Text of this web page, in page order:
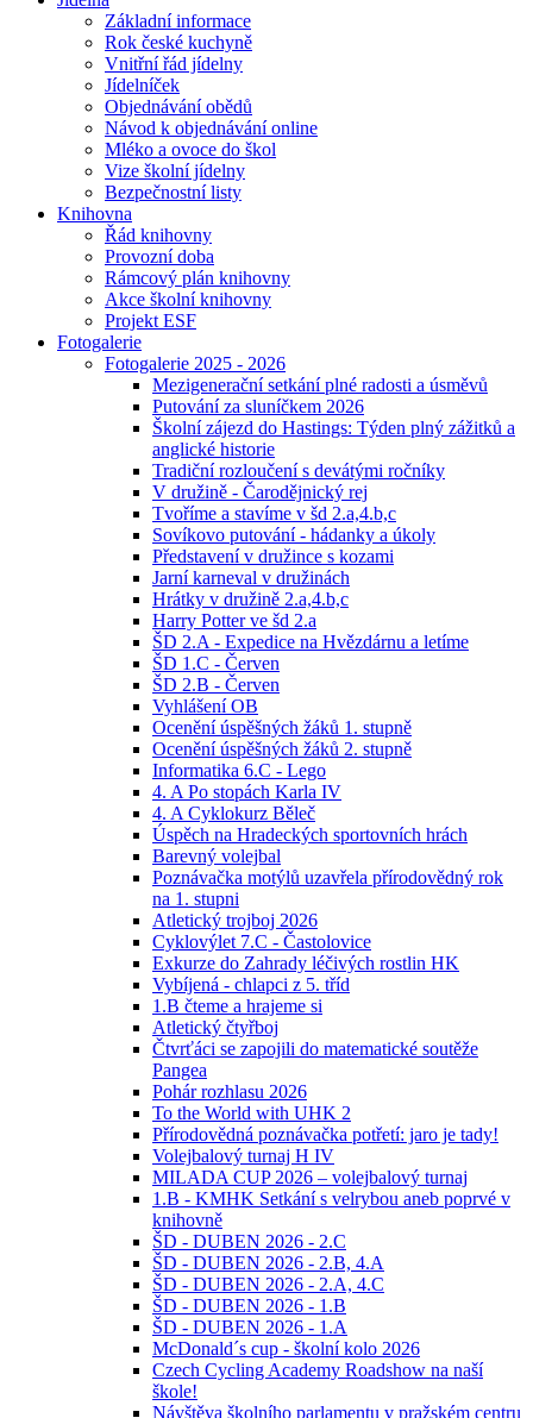
Základní informace
Rok české kuchyně
Vnitřní řád jídelny
Jídelníček
Objednávání obědů
Návod k objednávání online
Mléko a ovoce do škol
Vize školní jídelny
Bezpečnostní listy
Knihovna
Řád knihovny
Provozní doba
Rámcový plán knihovny
Akce školní knihovny
Projekt ESF
Fotogalerie
Fotogalerie 2025 - 2026
Mezigenerační setkání plné radosti a úsměvů
Putování za sluníčkem 2026
Školní zájezd do Hastings: Týden plný zážitků a
anglické historie
Tradiční rozloučení s devátými ročníky
V družině - Čarodějnický rej
Tvoříme a stavíme v šd 2.a,4.b,c
Sovíkovo putování - hádanky a úkoly
Představení v družince s kozami
Jarní karneval v družinách
Hrátky v družině 2.a,4.b,c
Harry Potter ve šd 2.a
ŠD 2.A - Expedice na Hvězdárnu a letíme
ŠD 1.C - Červen
ŠD 2.B - Červen
Vyhlášení OB
Ocenění úspěšných žáků 1. stupně
Ocenění úspěšných žáků 2. stupně
Informatika 6.C - Lego
4. A Po stopách Karla IV
4. A Cyklokurz Běleč
Úspěch na Hradeckých sportovních hrách
Barevný volejbal
Poznávačka motýlů uzavřela přírodovědný rok
na 1. stupni
Atletický trojboj 2026
Cyklovýlet 7.C - Častolovice
Exkurze do Zahrady léčivých rostlin HK
Vybíjená - chlapci z 5. tříd
1.B čteme a hrajeme si
Atletický čtyřboj
Čtvrťáci se zapojili do matematické soutěže
Pangea
Pohár rozhlasu 2026
To the World with UHK 2
Přírodovědná poznávačka potřetí: jaro je tady!
Volejbalový turnaj H IV
MILADA CUP 2026 – volejbalový turnaj
1.B - KMHK Setkání s velrybou aneb poprvé v
knihovně
ŠD - DUBEN 2026 - 2.C
ŠD - DUBEN 2026 - 2.B, 4.A
ŠD - DUBEN 2026 - 2.A, 4.C
ŠD - DUBEN 2026 - 1.B
ŠD - DUBEN 2026 - 1.A
McDonald´s cup - školní kolo 2026
Czech Cycling Academy Roadshow na naší
škole!
Návštěva školního parlamentu v pražském centru